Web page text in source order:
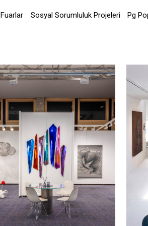
Fuarlar Sosyal Sorumluluk Projeleri Pg